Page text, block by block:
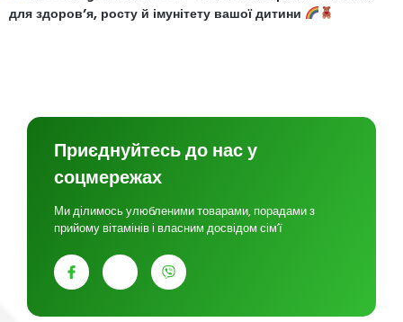
для здоров’я, росту й імунітету вашої дитини
Приєднуйтесь до нас у
соцмережах
Ми ділимось улюбленими товарами, порадами з
прийому вітамінів і власним досвідом сім’ї